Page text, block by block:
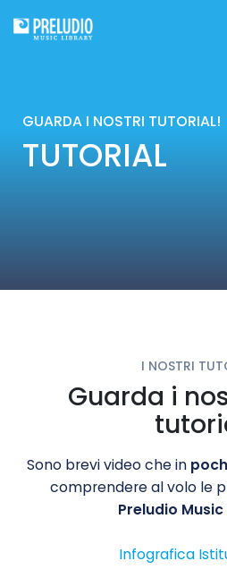
GUARDA I NOSTRI TUTORIAL!
TUTORIAL
I NOSTRI
Guarda i
Sono brevi video che in
comprendere al volo le
Preludio
Infografica